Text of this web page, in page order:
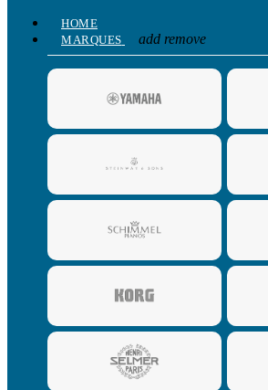
HOME
MARQUES
add remove